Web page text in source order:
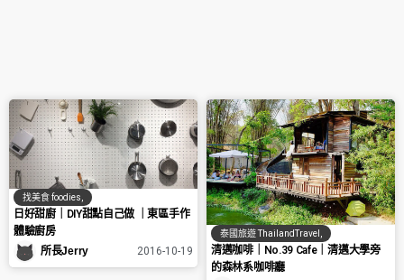
找美食 foodies
日好甜廚｜DIY甜點自己做 ｜東區手作
體驗廚房
所長Jerry
2016-10-19
泰國旅遊 ThailandTravel ,
清邁咖啡｜No.39 Cafe｜清邁大學旁
的森林系咖啡廳